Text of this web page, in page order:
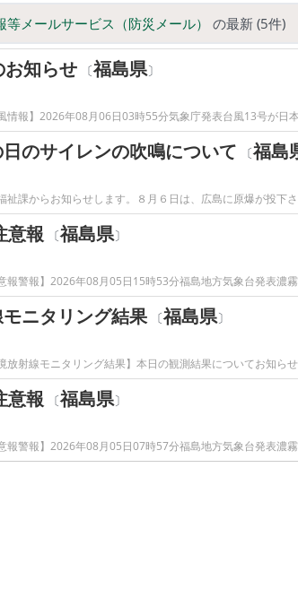
メールサービス（防災メール） の最新 (5件)
お知らせ 〔福島県〕
情報】2026年08月06日03時55分気象庁発表台風13号が
のサイレンの吹鳴について 〔福島
祉課からお知らせします。８月６日は、広島に原爆が投下
意報 〔福島県〕
報警報】2026年08月05日15時53分福島地方気象台発表濃
ニタリング結果〔福島県〕
放射線モニタリング結果】本日の観測結果についてお知
意報 〔福島県〕
報警報】2026年08月05日07時57分福島地方気象台発表濃